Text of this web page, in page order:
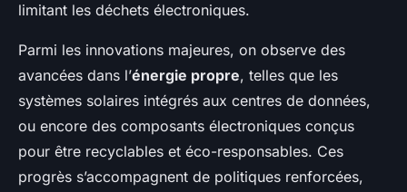
limitant les déchets électroniques.
Parmi les innovations majeures, on observe des
avancées dans l’énergie propre, telles que les
systèmes solaires intégrés aux centres de données,
ou encore des composants électroniques conçus
pour être recyclables et éco-responsables. Ces
progrès s’accompagnent de politiques renforcées,